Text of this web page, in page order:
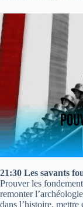
21:30 Les savants
Prouver les
remonter
dans l’histoire, mettre